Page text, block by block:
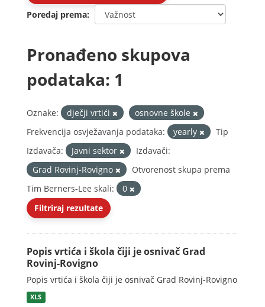
Poredaj prema
Pronađeno skupova
podataka: 1
Oznake: dječji vrtići
osnovne škole
Frekvencija osvježavanja podataka:
yearly
Tip
Izdavača:
Javni sektor
Izdavači:
Grad Rovinj-Rovigno
Otvorenost skupa prema
Tim Berners-Lee skali:
0
Filtriraj rezultate
Popis vrtića i škola čiji je osnivač Grad
Rovinj-Rovigno
Popis vrtića i škola čiji je osnivač Grad Rovinj-Rovigno
XLS